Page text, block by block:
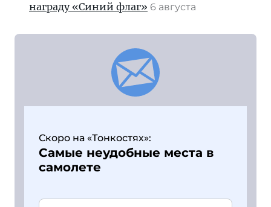
награду «Синий флаг» 6 августа
Скоро на «Тонкостях»:
Самые неудобные места в
самолете